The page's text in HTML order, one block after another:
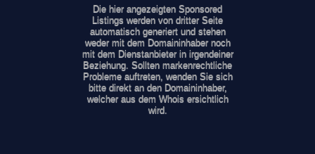
Die hier angezeigten Sponsored
Listings werden von dritter Seite
automatisch generiert und stehen
weder mit dem Domaininhaber noch
mit dem Dienstanbieter in irgendeiner
Beziehung. Sollten markenrechtliche
Probleme auftreten, wenden Sie sich
bitte direkt an den Domaininhaber,
welcher aus dem Whois ersichtlich
wird.